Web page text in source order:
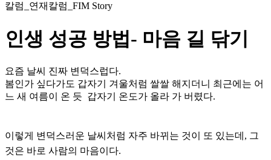
칼럼_연재칼럼_FIM Story
인생 성공 방법- 마음 길 닦기
요즘 날씨 진짜 변덕스럽다.
봄인가 싶다가도 갑자기 겨울처럼 쌀쌀 해지더니 최근에는 어
느 새 여름이 온 듯 갑자기 온도가 올라 가 버렸다.
이렇게 변덕스러운 날씨처럼 자주 바뀌는 것이 또 있는데, 그
것은 바로 사람의 마음이다.